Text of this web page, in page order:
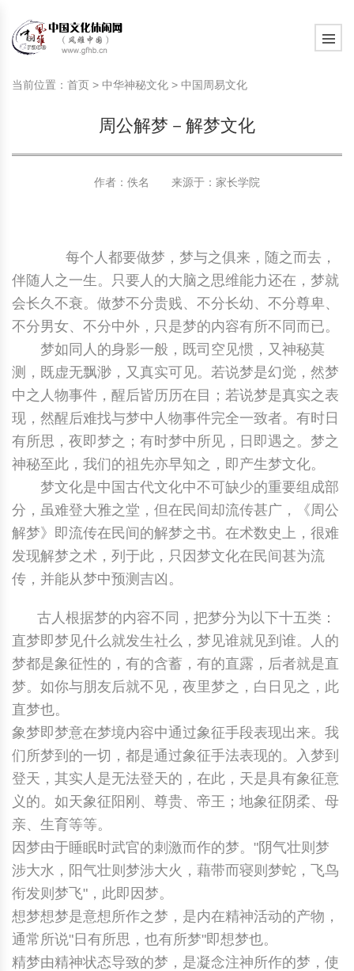
旅游民俗文化动态
中国民俗史话
中国民俗禁忌
中外婚俗文化
中国民俗研究
中国民俗时尚
中国传统服饰
中华民居
中华文脉
中国古代休闲文化
旅游出行知识
时尚休闲文化
国际交流
中国传统节日
中国生肖文化
中国饮食文化
刺绣
灯笼
扎染
皮影
木雕
紫砂壶
中国结
提线木偶
剪纸艺术
中国民间故事
中国周易文化
中国性文化
现代家庭教育知识
教育百科
其他百科
旅游民俗文化动态
中国民俗史话
中国民俗禁忌
中外婚俗文化
中国民俗研究
中国民俗时尚
中国传统服饰
中华民居
中华文脉
中国古代休闲文化
旅游出行知识
时尚休闲文化
国际交流
中国传统节日
中国生肖文化
中国饮食文化
刺绣
灯笼
扎染
皮影
木雕
紫砂壶
中国结
提线木偶
剪纸艺术
中国民间故事
中国周易文化
中国性文化
现代家庭教育知识
教育百科
其他百科
当前位置： 首页 > 中华神秘文化 > 中国周易文化
周公解梦－解梦文化
作者：佚名 来源于： 家长学院
每个人都要做梦，梦与之俱来，随之而去，
伴随人之一生。只要人的大脑之思维能力还在，梦就
会长久不衰。做梦不分贵贱、不分长幼、不分尊卑、
不分男女、不分中外，只是梦的内容有所不同而已。
梦如同人的身影一般，既司空见惯，又神秘莫
测，既虚无飘渺，又真实可见。若说梦是幻觉，然梦
中之人物事件，醒后皆历历在目；若说梦是真实之表
现，然醒后难找与梦中人物事件完全一致者。有时日
有所思，夜即梦之；有时梦中所见，日即遇之。梦之
神秘至此，我们的祖先亦早知之，即产生梦文化。
梦文化是中国古代文化中不可缺少的重要组成部
分，虽难登大雅之堂，但在民间却流传甚广，《周公
解梦》即流传在民间的解梦之书。在术数史上，很难
发现解梦之术，列于此，只因梦文化在民间甚为流
传，并能从梦中预测吉凶。
古人根据梦的内容不同，把梦分为以下十五类：
直梦即梦见什么就发生社么，梦见谁就见到谁。人的
梦都是象征性的，有的含蓄，有的直露，后者就是直
梦。如你与朋友后就不见，夜里梦之，白日见之，此
直梦也。
象梦即梦意在梦境内容中通过象征手段表现出来。我
们所梦到的一切，都是通过象征手法表现的。入梦到
登天，其实人是无法登天的，在此，天是具有象征意
义的。如天象征阳刚、尊贵、帝王；地象征阴柔、母
亲、生育等等。
因梦由于睡眠时武官的刺激而作的梦。"阴气壮则梦
涉大水，阳气壮则梦涉大火，藉带而寝则梦蛇，飞鸟
衔发则梦飞"，此即因梦。
想梦想梦是意想所作之梦，是内在精神活动的产物，
通常所说"日有所思，也有所梦"即想梦也。
精梦由精神状态导致的梦，是凝念注神所作的梦，使